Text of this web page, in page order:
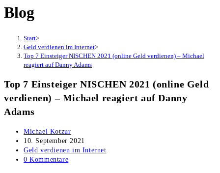
durchsuchen
Blog
Start>
Geld verdienen im Internet>
Top 7 Einsteiger NISCHEN 2021 (online Geld verdienen) – Michael
reagiert auf Danny Adams
Top 7 Einsteiger NISCHEN 2021 (online Geld
verdienen) – Michael reagiert auf Danny
Adams
Beitrags-
Autor:
Michael Kotzur
Beitrag
veröffentlicht:
10. September 2021
Beitrags-
Kategorie:
Geld verdienen im Internet
Beitrags-
0 Kommentare